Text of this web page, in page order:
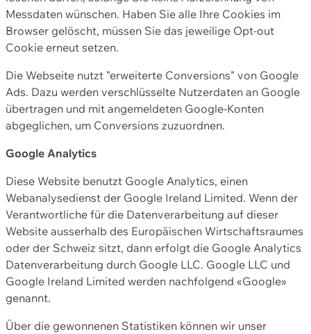
Messdaten wünschen. Haben Sie alle Ihre Cookies im
Browser gelöscht, müssen Sie das jeweilige Opt-out
Cookie erneut setzen.
Die Webseite nutzt "erweiterte Conversions" von Google
Ads. Dazu werden verschlüsselte Nutzerdaten an Google
übertragen und mit angemeldeten Google-Konten
abgeglichen, um Conversions zuzuordnen.
Google Analytics
Diese Website benutzt Google Analytics, einen
Webanalysedienst der Google Ireland Limited. Wenn der
Verantwortliche für die Datenverarbeitung auf dieser
Website ausserhalb des Europäischen Wirtschaftsraumes
oder der Schweiz sitzt, dann erfolgt die Google Analytics
Datenverarbeitung durch Google LLC. Google LLC und
Google Ireland Limited werden nachfolgend «Google»
genannt.
Über die gewonnenen Statistiken können wir unser